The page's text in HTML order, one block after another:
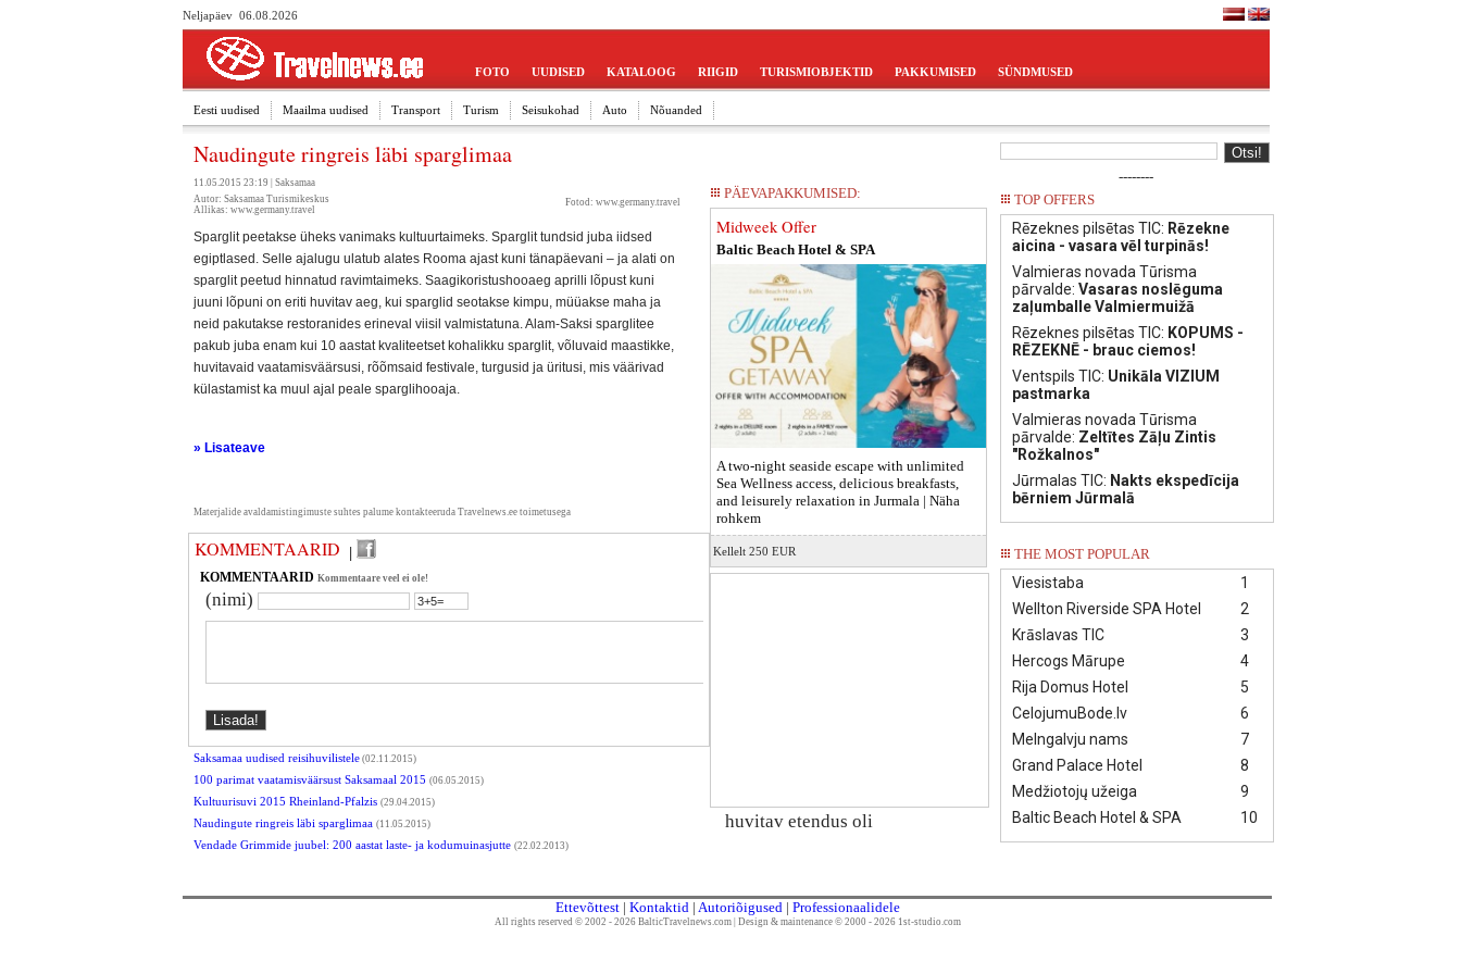
Neljapäev 06.08.2026
FOTO UUDISED KATALOOG RIIGID TURISMIOBJEKTID PAKKUMISED SÜNDMUSED
Eesti uudised Maailma uudised Transport Turism Seisukohad Auto Nõuanded
Naudingute ringreis läbi sparglimaa
11.05.2015 23:19 | Saksamaa
Fotod: www.germany.travel
Autor: Saksamaa Turismikeskus
Allikas: www.germany.travel
Sparglit peetakse üheks vanimaks kultuurtaimeks. Sparglit tundsid juba iidsed
egiptlased. Selle ajalugu ulatub alates Rooma ajast kuni tänapäevani – ja alati on
sparglit peetud hinnatud ravimtaimeks. Saagikoristushooaeg aprilli lõpust kuni
juuni lõpuni on eriti huvitav aeg, kui sparglid seotakse kimpu, müüakse maha ja
neid pakutakse restoranides erineval viisil valmistatuna. Alam-Saksi sparglitee
pakub juba enam kui 10 aastat kvaliteetset kohalikku sparglit, võluvaid maastikke,
huvitavaid vaatamisväärsusi, rõõmsaid festivale, turgusid ja üritusi, mis väärivad
külastamist ka muul ajal peale sparglihooaja.
» Lisateave
Materjalide avaldamistingimuste suhtes palume kontakteeruda Travelnews.ee toimetusega
KOMMENTAARID |
KOMMENTAARID Kommentaare veel ei ole!
(nimi)
Saksamaa uudised reisihuvilistele (02.11.2015)
100 parimat vaatamisväärsust Saksamaal 2015 (06.05.2015)
Kultuurisuvi 2015 Rheinland-Pfalzis (29.04.2015)
Naudingute ringreis läbi sparglimaa (11.05.2015)
Vendade Grimmide juubel: 200 aastat laste- ja kodumuinasjutte (22.02.2013)
PÄEVAPAKKUMISED:
Midweek Offer
Baltic Beach Hotel & SPA
A two-night seaside escape with unlimited
Sea Wellness access, delicious breakfasts,
and leisurely relaxation in Jurmala | Näha
rohkem
Kellelt 250 EUR
huvitav etendus oli
--------
TOP OFFERS
Rēzeknes pilsētas TIC: Rēzekne
aicina - vasara vēl turpinās!
Valmieras novada Tūrisma
pārvalde: Vasaras noslēguma
zaļumballe Valmiermuižā
Rēzeknes pilsētas TIC: KOPUMS -
RĒZEKNĒ - brauc ciemos!
Ventspils TIC: Unikāla VIZIUM
pastmarka
Valmieras novada Tūrisma
pārvalde: Zeltītes Zāļu Zintis
"Rožkalnos"
Jūrmalas TIC: Nakts ekspedīcija
bērniem Jūrmalā
THE MOST POPULAR
1
Viesistaba
2
Wellton Riverside SPA Hotel
3
Krāslavas TIC
4
Hercogs Mārupe
5
Rija Domus Hotel
6
CelojumuBode.lv
7
Melngalvju nams
8
Grand Palace Hotel
9
Medžiotojų užeiga
10
Baltic Beach Hotel & SPA
Ettevõttest| Kontaktid| Autoriõigused| Professionaalidele
All rights reserved © 2002 - 2026 BalticTravelnews.com| Design & maintenance © 2000 - 2026 1st-studio.com